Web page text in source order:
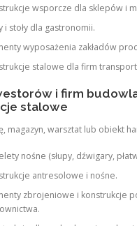
wsporcze dla sklepów i
i stoły dla gastronomii.
wyposażenia zakładów
stalowe dla firm
i firm
stalowe
magazyn, warsztat lub obiekt
nośne (słupy, dźwigary,
antresolowe i nośne.
zbrojeniowe i konstrukcje